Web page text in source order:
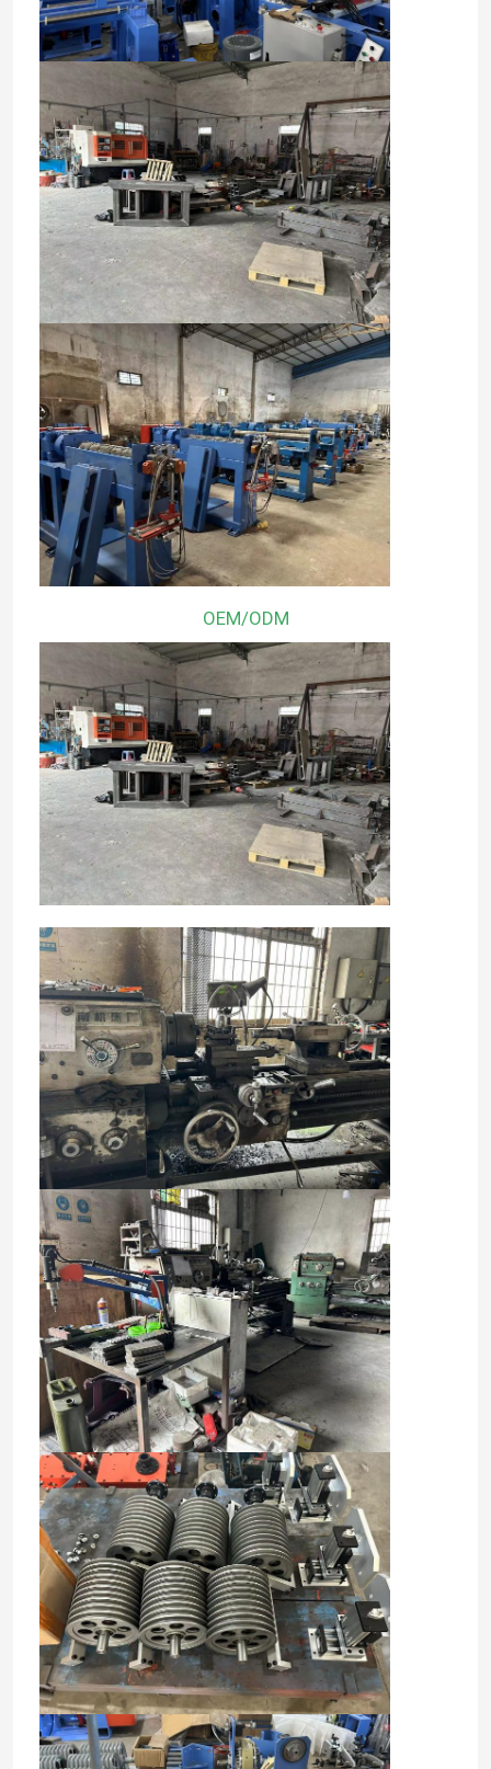
घर
उत्पाद
वीडियो
हमारे बारे में
कारखाने का दौरा
गुणवत्ता नियंत्रण
हमसे संपर्क करें
केबल एक्सट्रूडर मशीन
वायर एक्सट्रूडर मशीन
केबल एक्सट्रूज़न लाइन
केबल घुमा मशीन
तांबा खींचने वाली मशीन
तांबा टपिंग मशीन
कॉपर अपकास्ट मशीन
केबल रोलिंग मशीन
तांबा वेल्डिंग मशीन
सर्पिल वेल्डेड पाइप बनाने की मशीन
लेजर काटने की मशीन
केबल बॉबिन
सीसीवी लाइनें
केबल क्रॉस हेड
तांबे के तार की ड्राइंग मर जाती है
OEM/ODM